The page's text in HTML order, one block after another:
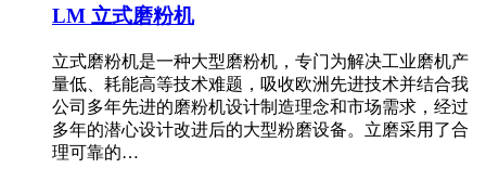
LM 立式磨粉机
立式磨粉机是一种大型磨粉机，专门为解决工业磨机产
量低、耗能高等技术难题，吸收欧洲先进技术并结合我
公司多年先进的磨粉机设计制造理念和市场需求，经过
多年的潜心设计改进后的大型粉磨设备。立磨采用了合
理可靠的…